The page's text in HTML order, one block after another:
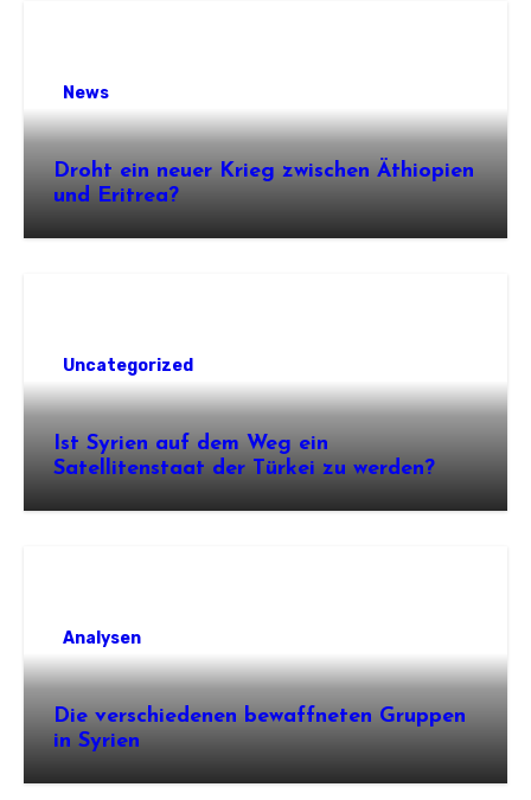
News
Droht ein neuer Krieg zwischen Äthiopien
und Eritrea?
Uncategorized
Ist Syrien auf dem Weg ein
Satellitenstaat der Türkei zu werden?
Analysen
Die verschiedenen bewaffneten Gruppen
in Syrien